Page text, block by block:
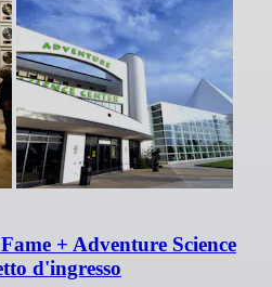
+ Adventure Science
d'ingresso